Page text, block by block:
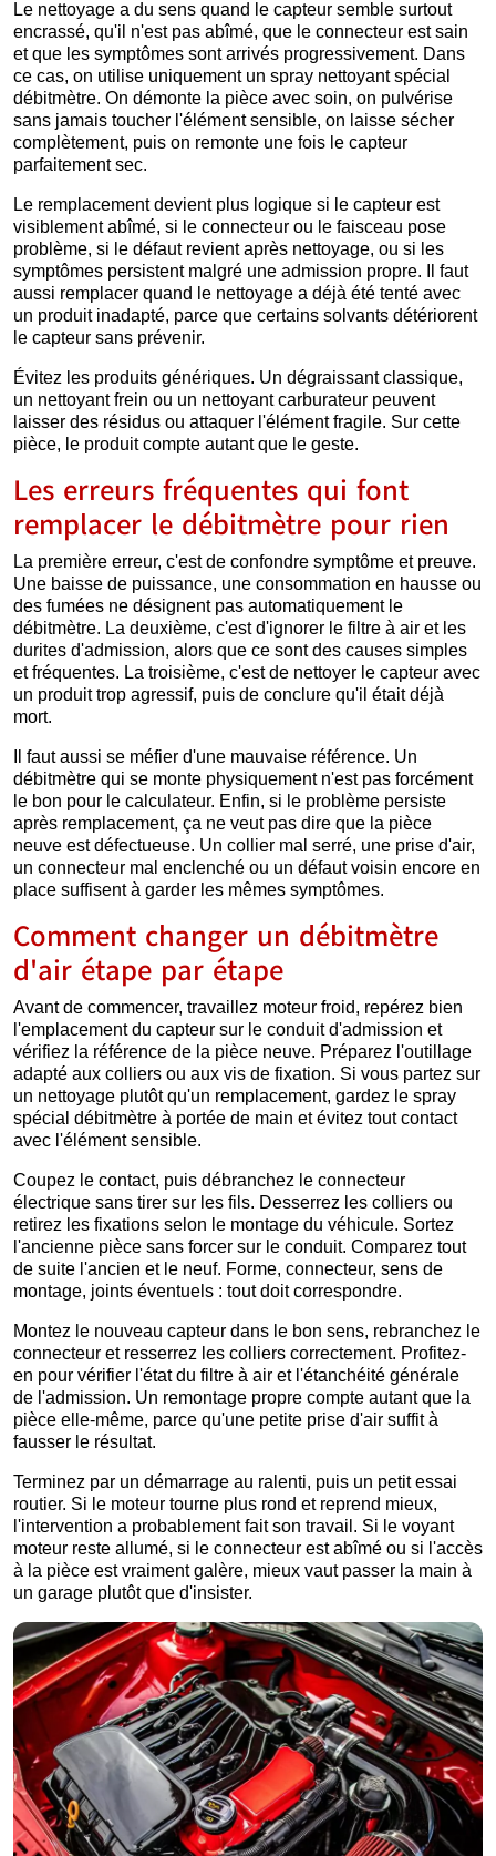
Le nettoyage a du sens quand le capteur semble surtout
encrassé, qu'il n'est pas abîmé, que le connecteur est sain
et que les symptômes sont arrivés progressivement. Dans
ce cas, on utilise uniquement un spray nettoyant spécial
débitmètre. On démonte la pièce avec soin, on pulvérise
sans jamais toucher l'élément sensible, on laisse sécher
complètement, puis on remonte une fois le capteur
parfaitement sec.
Le remplacement devient plus logique si le capteur est
visiblement abîmé, si le connecteur ou le faisceau pose
problème, si le défaut revient après nettoyage, ou si les
symptômes persistent malgré une admission propre. Il faut
aussi remplacer quand le nettoyage a déjà été tenté avec
un produit inadapté, parce que certains solvants détériorent
le capteur sans prévenir.
Évitez les produits génériques. Un dégraissant classique,
un nettoyant frein ou un nettoyant carburateur peuvent
laisser des résidus ou attaquer l'élément fragile. Sur cette
pièce, le produit compte autant que le geste.
Les erreurs fréquentes qui font
remplacer le débitmètre pour rien
La première erreur, c'est de confondre symptôme et preuve.
Une baisse de puissance, une consommation en hausse ou
des fumées ne désignent pas automatiquement le
débitmètre. La deuxième, c'est d'ignorer le filtre à air et les
durites d'admission, alors que ce sont des causes simples
et fréquentes. La troisième, c'est de nettoyer le capteur avec
un produit trop agressif, puis de conclure qu'il était déjà
mort.
Il faut aussi se méfier d'une mauvaise référence. Un
débitmètre qui se monte physiquement n'est pas forcément
le bon pour le calculateur. Enfin, si le problème persiste
après remplacement, ça ne veut pas dire que la pièce
neuve est défectueuse. Un collier mal serré, une prise d'air,
un connecteur mal enclenché ou un défaut voisin encore en
place suffisent à garder les mêmes symptômes.
Comment changer un débitmètre
d'air étape par étape
Avant de commencer, travaillez moteur froid, repérez bien
l'emplacement du capteur sur le conduit d'admission et
vérifiez la référence de la pièce neuve. Préparez l'outillage
adapté aux colliers ou aux vis de fixation. Si vous partez sur
un nettoyage plutôt qu'un remplacement, gardez le spray
spécial débitmètre à portée de main et évitez tout contact
avec l'élément sensible.
Coupez le contact, puis débranchez le connecteur
électrique sans tirer sur les fils. Desserrez les colliers ou
retirez les fixations selon le montage du véhicule. Sortez
l'ancienne pièce sans forcer sur le conduit. Comparez tout
de suite l'ancien et le neuf. Forme, connecteur, sens de
montage, joints éventuels : tout doit correspondre.
Montez le nouveau capteur dans le bon sens, rebranchez le
connecteur et resserrez les colliers correctement. Profitez-
en pour vérifier l'état du filtre à air et l'étanchéité générale
de l'admission. Un remontage propre compte autant que la
pièce elle-même, parce qu'une petite prise d'air suffit à
fausser le résultat.
Terminez par un démarrage au ralenti, puis un petit essai
routier. Si le moteur tourne plus rond et reprend mieux,
l'intervention a probablement fait son travail. Si le voyant
moteur reste allumé, si le connecteur est abîmé ou si l'accès
à la pièce est vraiment galère, mieux vaut passer la main à
un garage plutôt que d'insister.